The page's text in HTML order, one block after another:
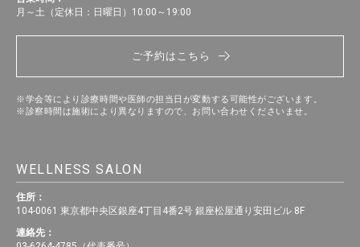
月～土（定休日：日曜日）10:00～19:00
ご予約はこちら
※学会等により診療時間や医師の担当日が変動する可能性がございます。
※診察時間は施術により異なりますので、お問い合わせくださいませ。
WELLNESS SALON
住所：
104-0061 東京都中央区銀座4丁目4番2号 銀座松屋通り安田ビル 8F
連絡先：